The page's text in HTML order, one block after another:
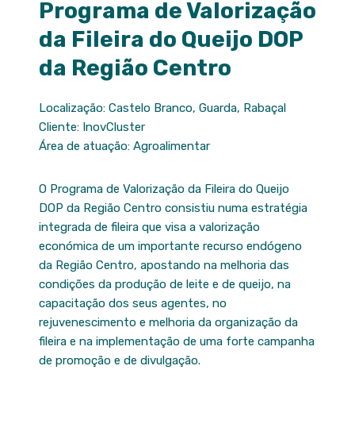
Programa de Valorização
da Fileira do Queijo DOP
da Região Centro
Localização: Castelo Branco, Guarda, Rabaçal
Cliente: InovCluster
Área de atuação: Agroalimentar
O Programa de Valorização da Fileira do Queijo
DOP da Região Centro consistiu numa estratégia
integrada de fileira que visa a valorização
económica de um importante recurso endógeno
da Região Centro, apostando na melhoria das
condições da produção de leite e de queijo, na
capacitação dos seus agentes, no
rejuvenescimento e melhoria da organização da
fileira e na implementação de uma forte campanha
de promoção e de divulgação.